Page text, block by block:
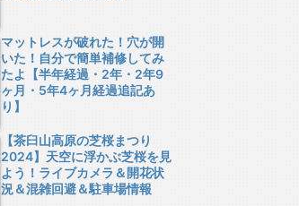
マットレスが破れた！穴が開
いた！自分で簡単補修してみ
たよ【半年経過・2年・2年9
ヶ月・5年4ヶ月経過追記あ
り】
【茶臼山高原の芝桜まつり
2024】天空に浮かぶ芝桜を見
よう！ライブカメラ＆開花状
況＆混雑回避＆駐車場情報